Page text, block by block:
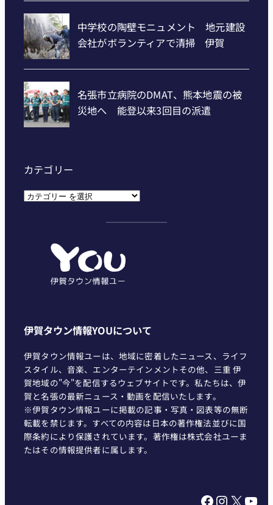
カテゴリー
カ
伊賀タウン情報YOUについて
伊賀タウン情報ユーは、地域に密着したニュース、ライフ
スタイル、音楽、エンターテインメントその他、三重 伊
賀地域の"今"を配信するウェブサイトです。私たちは、伊
賀と名張の最新ニュース・動画を配信いたします。
※伊賀タウン情報ユーに掲載の記事・写真・図表等の無断
転載を禁じます。すべての内容は日本の著作権法並びに国
際条約により保護されています。著作権は株式会社ユーま
たはその情報提供者に属します。
Facebook InstagramX YouTube